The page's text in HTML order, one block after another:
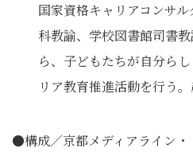
国家資格キャリアコンサ
科教諭、学校図書館司書
ら、子どもたちが自分ら
リア教育推進活動を行う。
●構成／京都メディアライン・